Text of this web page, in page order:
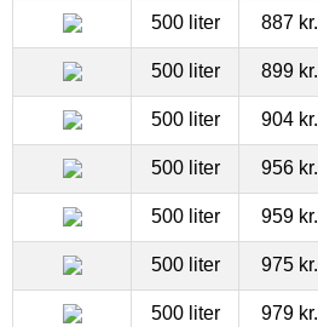
500 liter 887 kr.
500 liter 899 kr.
500 liter 904 kr.
500 liter 956 kr.
500 liter 959 kr.
500 liter 975 kr.
500 liter 979 kr.